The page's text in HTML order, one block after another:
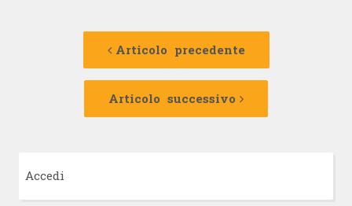
Navigazione
Articolo precedente
Articolo
Articolo successivo
Articolo
Accedi